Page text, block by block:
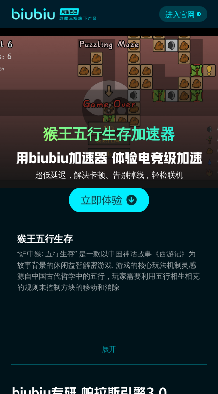
进入官网
猴王五行生存加速器
超低延迟，解决卡顿、告别掉线，轻松联机
猴王五行生存
“炉中猴: 五行生存” 是一款以中国神话故事《西游记》为
故事背景的休闲益智解密游戏. 游戏的核心玩法机制灵感
源自中国古代哲学中的五行，玩家需要利用五行相生相克
的规则来控制方块的移动和消除
展开